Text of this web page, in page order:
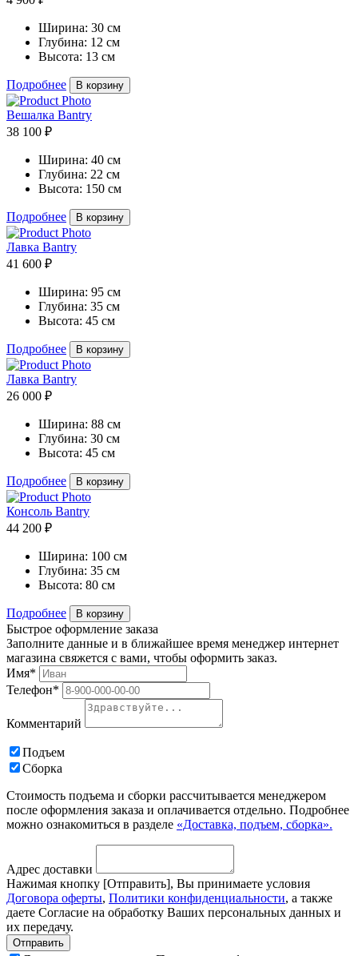
Ширина: 30 см
Глубина: 12 см
Высота: 13 см
Подробнее В корзину
Вешалка Bantry
38 100 ₽
Ширина: 40 см
Глубина: 22 см
Высота: 150 см
Подробнее В корзину
Лавка Bantry
41 600 ₽
Ширина: 95 см
Глубина: 35 см
Высота: 45 см
Подробнее В корзину
Лавка Bantry
26 000 ₽
Ширина: 88 см
Глубина: 30 см
Высота: 45 см
Подробнее В корзину
Консоль Bantry
44 200 ₽
Ширина: 100 см
Глубина: 35 см
Высота: 80 см
Подробнее В корзину
Быстрое оформление заказа
Заполните данные и в ближайшее время менеджер интернет
магазина свяжется с вами, чтобы оформить заказ.
Имя*
Телефон*
Комментарий
Подъем
Сборка
Стоимость подъема и сборки рассчитывается менеджером
после оформления заказа и оплачивается отдельно. Подробнее
можно ознакомиться в разделе «Доставка, подъем, сборка».
Адрес доставки
Нажимая кнопку [Отправить], Вы принимаете условия
Договора оферты, Политики конфиденциальности, а также
даете Согласие на обработку Ваших персональных данных и
их передачу.